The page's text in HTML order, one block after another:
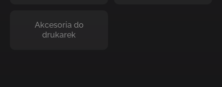
Akcesoria do
drukarek